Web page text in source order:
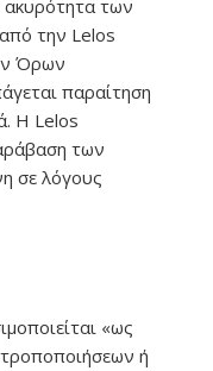
ακυρότητα των
την Lelos
Όρων
παραίτηση
Η Lelos
των
σε λόγους
«ως
ή